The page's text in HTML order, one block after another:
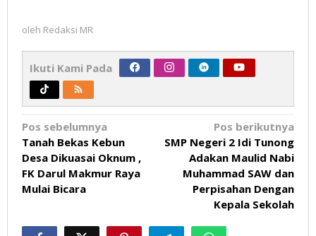
oleh Redaksi MR
Ikuti Kami Pada
Navigasi
pos
Pos sebelumnya
Tanah Bekas Kebun
Desa Dikuasai Oknum ,
FK Darul Makmur Raya
Mulai Bicara
Pos berikutnya
SMP Negeri 2 Idi Tunong
Adakan Maulid Nabi
Muhammad SAW dan
Perpisahan Dengan
Kepala Sekolah